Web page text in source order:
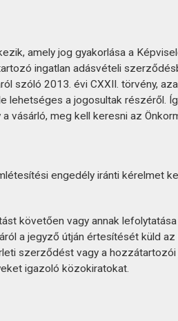
amely jog gyakorlása a
ingatlan adásvételi
szóló 2013. évi CXXII. törvény,
a jogosultak részéről.
vásárló, meg kell keresni az
engedély iránti kérelmet
követően vagy annak
a jegyző útján értesítését küld
szerződést vagy a
igazoló közokiratokat.